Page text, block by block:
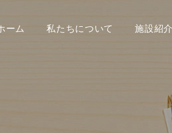
ーム 私たちについて 施設紹介